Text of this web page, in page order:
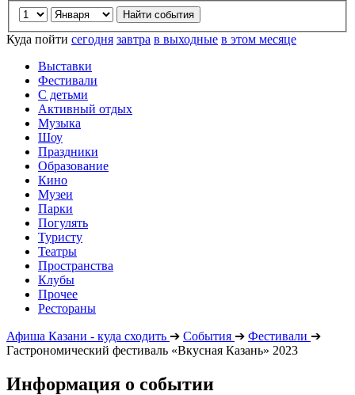
Куда пойти сегодня завтра в выходные в этом месяце
Выставки
Фестивали
С детьми
Активный отдых
Музыка
Шоу
Праздники
Образование
Кино
Музеи
Парки
Погулять
Туристу
Театры
Пространства
Клубы
Прочее
Рестораны
Афиша Казани - куда сходить ➔ События ➔ Фестивали ➔
Гастрономический фестиваль «Вкусная Казань» 2023
Информация о событии